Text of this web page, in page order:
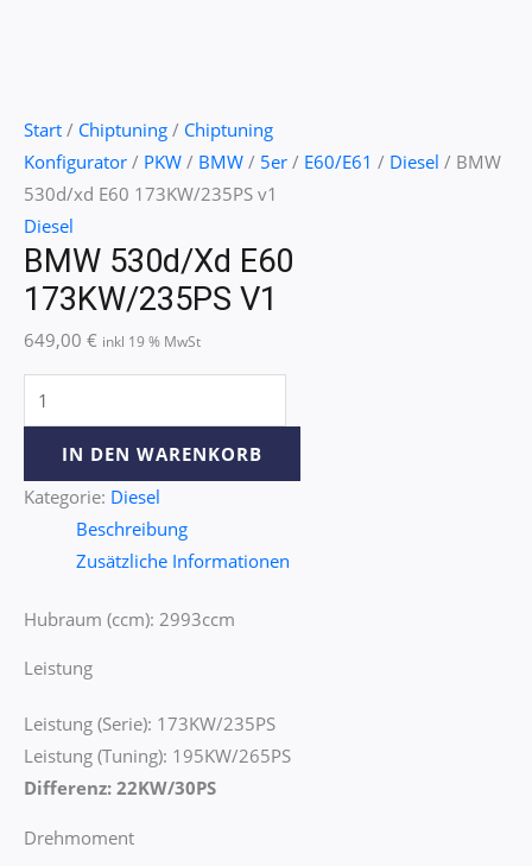
Start / Chiptuning / Chiptuning
Konfigurator / PKW / BMW / 5er / E60/E61 / Diesel / BMW
530d/xd E60 173KW/235PS v1
Diesel
BMW 530d/xd E60
173KW/235PS V1
649,00 € inkl 19 % MwSt
IN DEN WARENKORB
Kategorie: Diesel
Beschreibung
Zusätzliche Informationen
Hubraum (ccm): 2993ccm
Leistung
Leistung (Serie): 173KW/235PS
Leistung (Tuning): 195KW/265PS
Differenz: 22KW/30PS
Drehmoment